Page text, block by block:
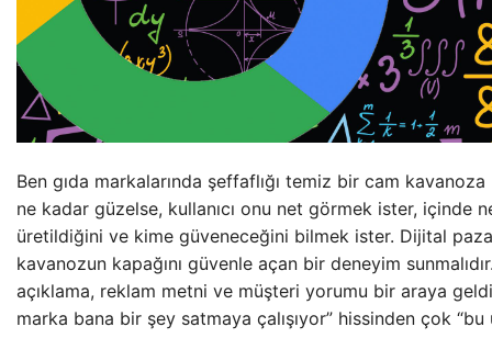
Ben gıda markalarında şeffaflığı temiz bir cam
ne kadar güzelse, kullanıcı onu net görmek ister, içinde
üretildiğini ve kime güveneceğini bilmek ister. Dijital
kavanozun kapağını güvenle açan bir deneyim
açıklama, reklam metni ve müşteri yorumu bir araya
marka bana bir şey satmaya çalışıyor” hissinden çok